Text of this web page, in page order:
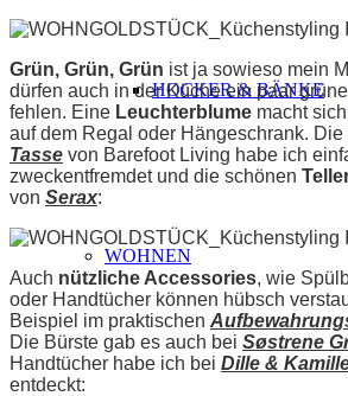
HOCKER & BÄNKE
WOHNEN
Grün, Grün, Grün ist ja sowieso mein
dürfen auch in der Küche ein paar grüne
fehlen. Eine Leuchterblume macht
auf dem Regal oder Hängeschrank.
Tasse von Barefoot Living habe ich
zweckentfremdet und die schönen
von Serax:
Auch nützliche Accessories, wie
oder Handtücher können hübsch
Beispiel im praktischen
Die Bürste gab es auch bei Søstrene
Handtücher habe ich bei Dille &
entdeckt: